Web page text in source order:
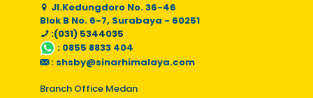
Jl.Kedungdoro No. 36-46
Blok B No. 6-7, Surabaya - 60251
:(031) 5344035
: 0855 8833 404
: shsby@sinarhimalaya.com
Branch Office Medan